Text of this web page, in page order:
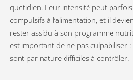
quotidien. Leur intensité peut
compulsifs à l’alimentation, et il
rester assidu à son programme
est important de ne pas culpabiliser
sont par nature difficiles à contrôler.